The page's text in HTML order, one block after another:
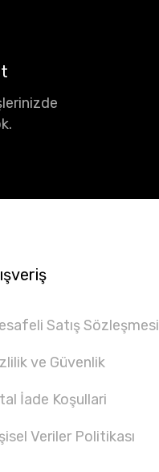
Satış Sözleşmesi
ve Güvenlik
İade Koşullari
Veriler Politikası